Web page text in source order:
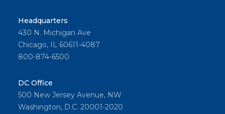
Headquarters
430 N. Michigan Ave
Chicago, IL 60611-4087
800-874-6500
DC Office
500 New Jersey Avenue, NW
Washington, D.C. 20001-2020